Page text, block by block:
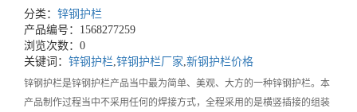
分类： 锌钢护栏
产品编号：1568277259
浏览次数：0
关键词： 锌钢护栏 锌钢护栏厂家 新钢护栏价格
锌钢护栏是锌钢护栏产品当中最为简单、美观、大方的一种锌钢护栏。本
产品制作过程当中不采用任何的焊接方式，全程采用的是横竖插接的组装